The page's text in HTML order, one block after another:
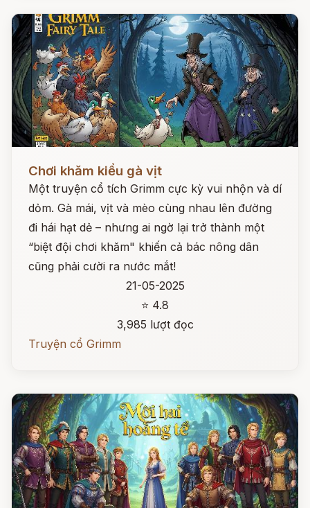
Chơi khăm kiểu gà vịt
Một truyện cổ tích Grimm cực kỳ vui nhộn và dí
dỏm. Gà mái, vịt và mèo cùng nhau lên đường
đi hái hạt dẻ – nhưng ai ngờ lại trở thành một
“biệt đội chơi khăm" khiến cả bác nông dân
cũng phải cười ra nước mắt!
21-05-2025
⭐ 4.8
3,985 lượt đọc
Truyện cổ Grimm